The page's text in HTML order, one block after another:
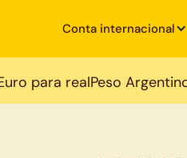
Conta internacional
para realPeso